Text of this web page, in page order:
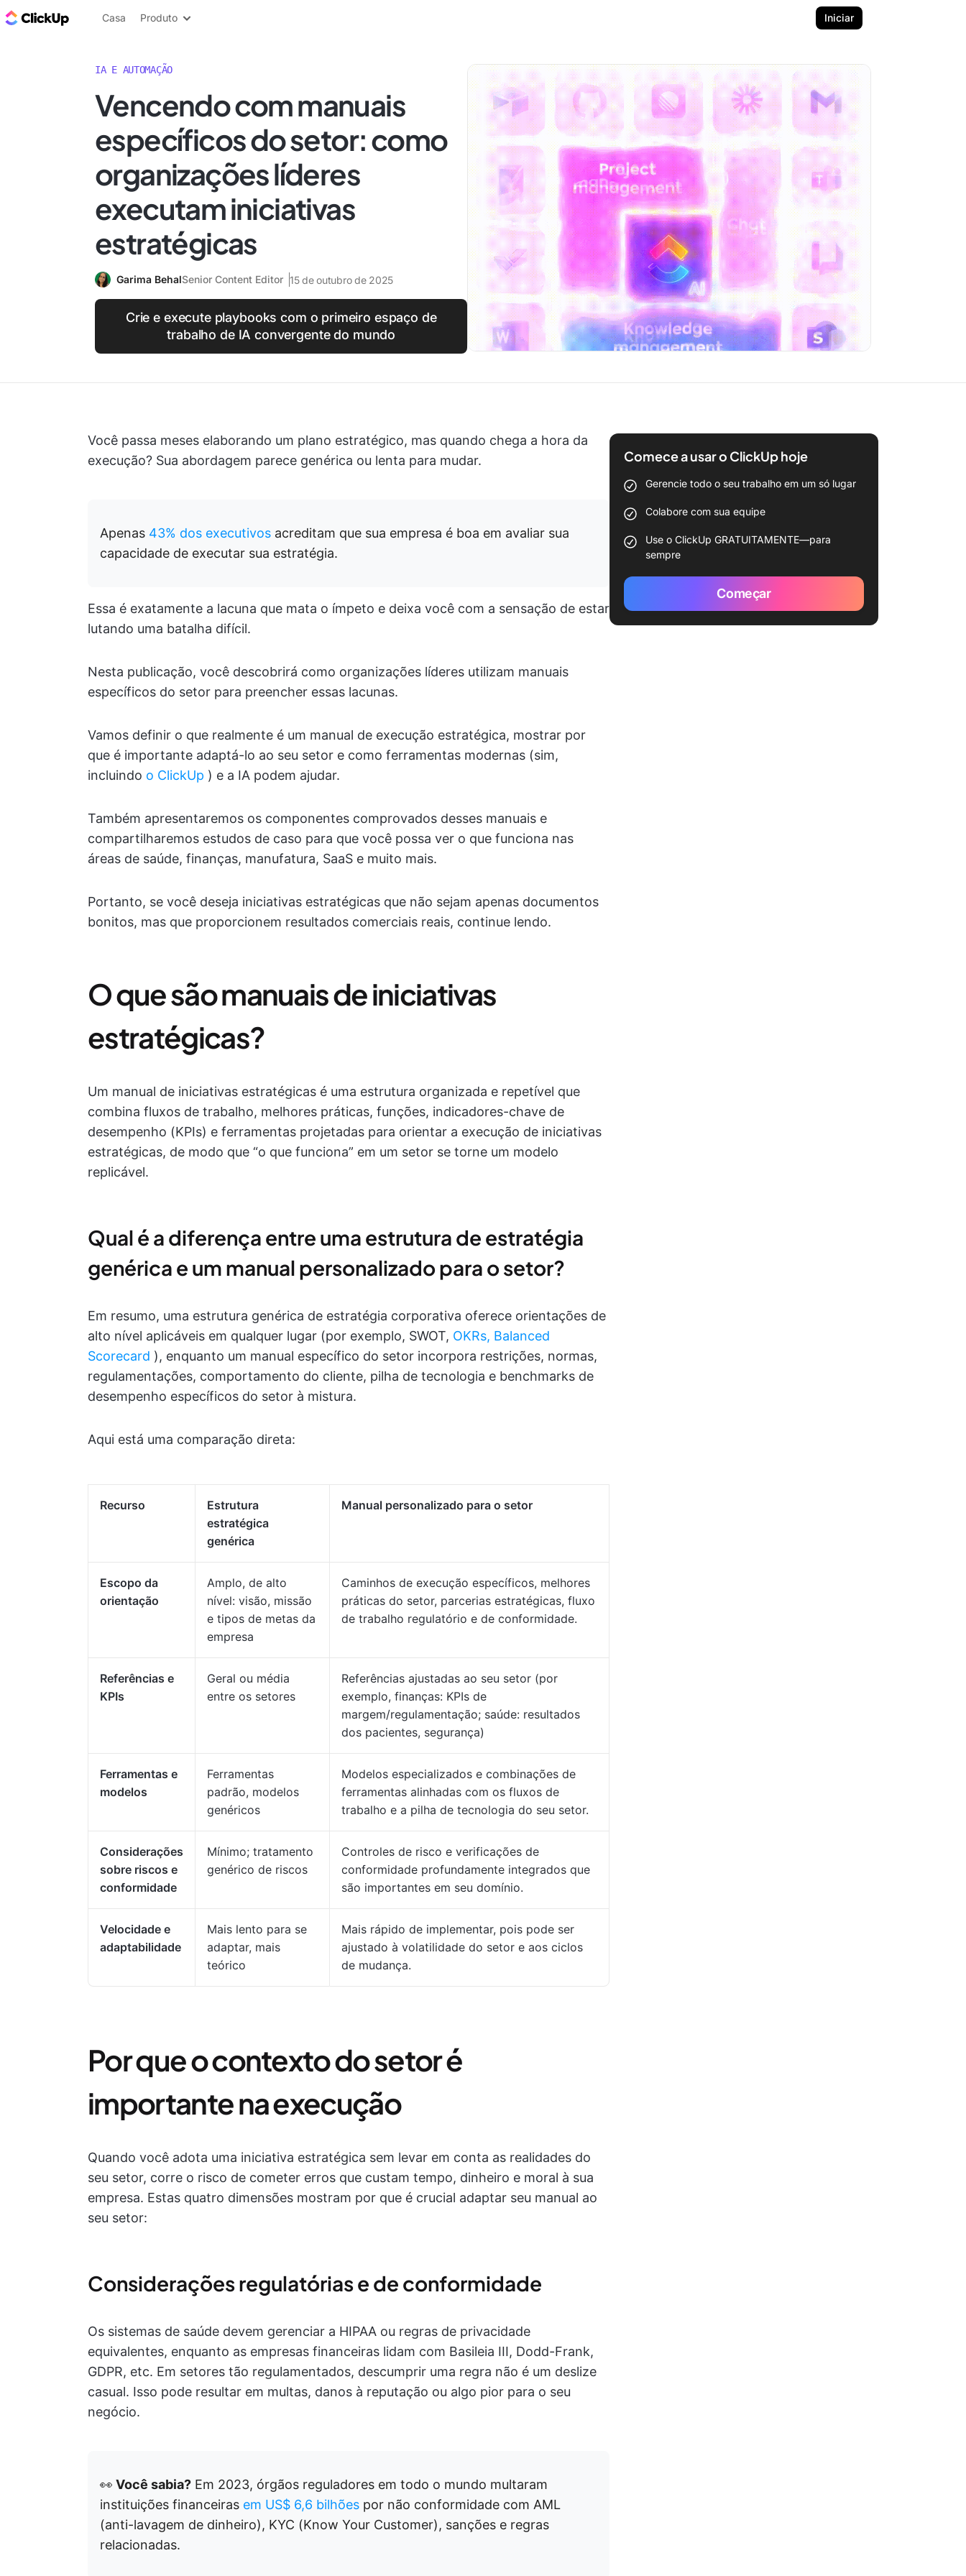
ClickUp Blogue
Casa Produto Iniciar
IA E AUTOMAÇÃO
Vencendo com manuais
específicos do setor: como
organizações líderes
executam iniciativas
estratégicas
Garima BehalSenior Content Editor 15 de outubro de 2025
Crie e execute playbooks com o primeiro espaço de
trabalho de IA convergente do mundo
Você passa meses elaborando um plano estratégico, mas quando chega a hora da
execução? Sua abordagem parece genérica ou lenta para mudar.
Apenas 43% dos executivos acreditam que sua empresa é boa em avaliar sua
capacidade de executar sua estratégia.
Essa é exatamente a lacuna que mata o ímpeto e deixa você com a sensação de estar
lutando uma batalha difícil.
Nesta publicação, você descobrirá como organizações líderes utilizam manuais
específicos do setor para preencher essas lacunas.
Vamos definir o que realmente é um manual de execução estratégica, mostrar por
que é importante adaptá-lo ao seu setor e como ferramentas modernas (sim,
incluindo o ClickUp ) e a IA podem ajudar.
Também apresentaremos os componentes comprovados desses manuais e
compartilharemos estudos de caso para que você possa ver o que funciona nas
áreas de saúde, finanças, manufatura, SaaS e muito mais.
Portanto, se você deseja iniciativas estratégicas que não sejam apenas documentos
bonitos, mas que proporcionem resultados comerciais reais, continue lendo.
O que são manuais de iniciativas
estratégicas?
Um manual de iniciativas estratégicas é uma estrutura organizada e repetível que
combina fluxos de trabalho, melhores práticas, funções, indicadores-chave de
desempenho (KPIs) e ferramentas projetadas para orientar a execução de iniciativas
estratégicas, de modo que “o que funciona” em um setor se torne um modelo
replicável.
Qual é a diferença entre uma estrutura de estratégia
genérica e um manual personalizado para o setor?
Em resumo, uma estrutura genérica de estratégia corporativa oferece orientações de
alto nível aplicáveis em qualquer lugar (por exemplo, SWOT, OKRs, Balanced
Scorecard ), enquanto um manual específico do setor incorpora restrições, normas,
regulamentações, comportamento do cliente, pilha de tecnologia e benchmarks de
desempenho específicos do setor à mistura.
Aqui está uma comparação direta:
Recurso
Estrutura
estratégica
genérica
Manual personalizado para o setor
Escopo da
orientação
Amplo, de alto
nível: visão, missão
e tipos de metas da
empresa
Caminhos de execução específicos, melhores
práticas do setor, parcerias estratégicas, fluxo
de trabalho regulatório e de conformidade.
Referências e
KPIs
Geral ou média
entre os setores
Referências ajustadas ao seu setor (por
exemplo, finanças: KPIs de
margem/regulamentação; saúde: resultados
dos pacientes, segurança)
Ferramentas e
modelos
Ferramentas
padrão, modelos
genéricos
Modelos especializados e combinações de
ferramentas alinhadas com os fluxos de
trabalho e a pilha de tecnologia do seu setor.
Considerações
sobre riscos e
conformidade
Mínimo; tratamento
genérico de riscos
Controles de risco e verificações de
conformidade profundamente integrados que
são importantes em seu domínio.
Velocidade e
adaptabilidade
Mais lento para se
adaptar, mais
teórico
Mais rápido de implementar, pois pode ser
ajustado à volatilidade do setor e aos ciclos
de mudança.
Por que o contexto do setor é
importante na execução
Quando você adota uma iniciativa estratégica sem levar em conta as realidades do
seu setor, corre o risco de cometer erros que custam tempo, dinheiro e moral à sua
empresa. Estas quatro dimensões mostram por que é crucial adaptar seu manual ao
seu setor:
Considerações regulatórias e de conformidade
Os sistemas de saúde devem gerenciar a HIPAA ou regras de privacidade
equivalentes, enquanto as empresas financeiras lidam com Basileia III, Dodd-Frank,
GDPR, etc. Em setores tão regulamentados, descumprir uma regra não é um deslize
casual. Isso pode resultar em multas, danos à reputação ou algo pior para o seu
negócio.
👀 Você sabia? Em 2023, órgãos reguladores em todo o mundo multaram
instituições financeiras em US$ 6,6 bilhões por não conformidade com AML
(anti-lavagem de dinheiro), KYC (Know Your Customer), sanções e regras
relacionadas.
Comece a usar o ClickUp hoje
Gerencie todo o seu trabalho em um só lugar
Colabore com sua equipe
Use o ClickUp GRATUITAMENTE—para
sempre
Começar